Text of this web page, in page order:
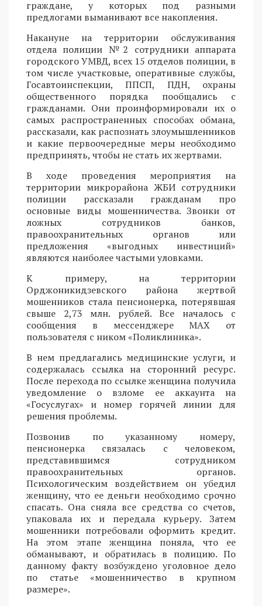
граждане, у которых под разными
предлогами выманивают все накопления.
Накануне на территории обслуживания
отдела полиции №2 сотрудники аппарата
городского УМВД, всех 15 отделов полиции, в
том числе участковые, оперативные службы,
Госавтоинспекции, ППСП, ПДН, охраны
общественного порядка пообщались с
гражданами. Они проинформировали их о
самых распространенных способах обмана,
рассказали, как распознать злоумышленников
и какие первоочередные меры необходимо
предпринять, чтобы не стать их жертвами.
В ходе проведения мероприятия на
территории микрорайона ЖБИ сотрудники
полиции рассказали гражданам про
основные виды мошенничества. Звонки от
ложных сотрудников банков,
правоохранительных органов или
предложения «выгодных инвестиций»
являются наиболее частыми уловками.
К примеру, на территории
Орджоникидзевского района жертвой
мошенников стала пенсионерка, потерявшая
свыше 2,73 млн. рублей. Все началось с
сообщения в мессенджере MAX от
пользователя с ником «Поликлиника».
В нем предлагались медицинские услуги, и
содержалась ссылка на сторонний ресурс.
После перехода по ссылке женщина получила
уведомление о взломе ее аккаунта на
«Госуслугах» и номер горячей линии для
решения проблемы.
Позвонив по указанному номеру,
пенсионерка связалась с человеком,
представившимся сотрудником
правоохранительных органов.
Психологическим воздействием он убедил
женщину, что ее деньги необходимо срочно
спасать. Она сняла все средства со счетов,
упаковала их и передала курьеру. Затем
мошенники потребовали оформить кредит.
На этом этапе женщина поняла, что ее
обманывают, и обратилась в полицию. По
данному факту возбуждено уголовное дело
по статье «мошенничество в крупном
размере».